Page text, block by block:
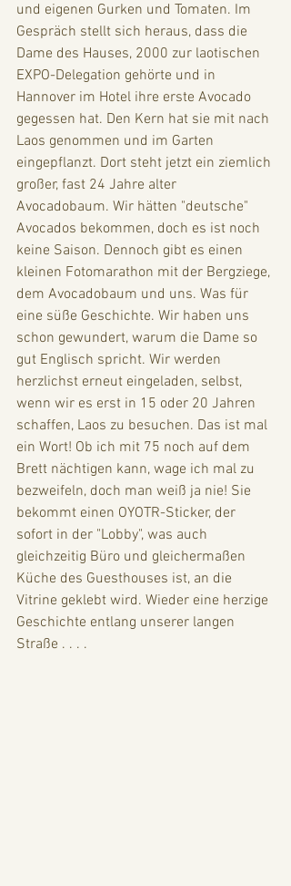
und eigenen Gurken und Tomaten. Im
Gespräch stellt sich heraus, dass die
Dame des Hauses, 2000 zur laotischen
EXPO-Delegation gehörte und in
Hannover im Hotel ihre erste Avocado
gegessen hat. Den Kern hat sie mit nach
Laos genommen und im Garten
eingepflanzt. Dort steht jetzt ein ziemlich
großer, fast 24 Jahre alter
Avocadobaum. Wir hätten "deutsche"
Avocados bekommen, doch es ist noch
keine Saison. Dennoch gibt es einen
kleinen Fotomarathon mit der Bergziege,
dem Avocadobaum und uns. Was für
eine süße Geschichte. Wir haben uns
schon gewundert, warum die Dame so
gut Englisch spricht. Wir werden
herzlichst erneut eingeladen, selbst,
wenn wir es erst in 15 oder 20 Jahren
schaffen, Laos zu besuchen. Das ist mal
ein Wort! Ob ich mit 75 noch auf dem
Brett nächtigen kann, wage ich mal zu
bezweifeln, doch man weiß ja nie! Sie
bekommt einen OYOTR-Sticker, der
sofort in der "Lobby", was auch
gleichzeitig Büro und gleichermaßen
Küche des Guesthouses ist, an die
Vitrine geklebt wird. Wieder eine herzige
Geschichte entlang unserer langen
Straße . . . .